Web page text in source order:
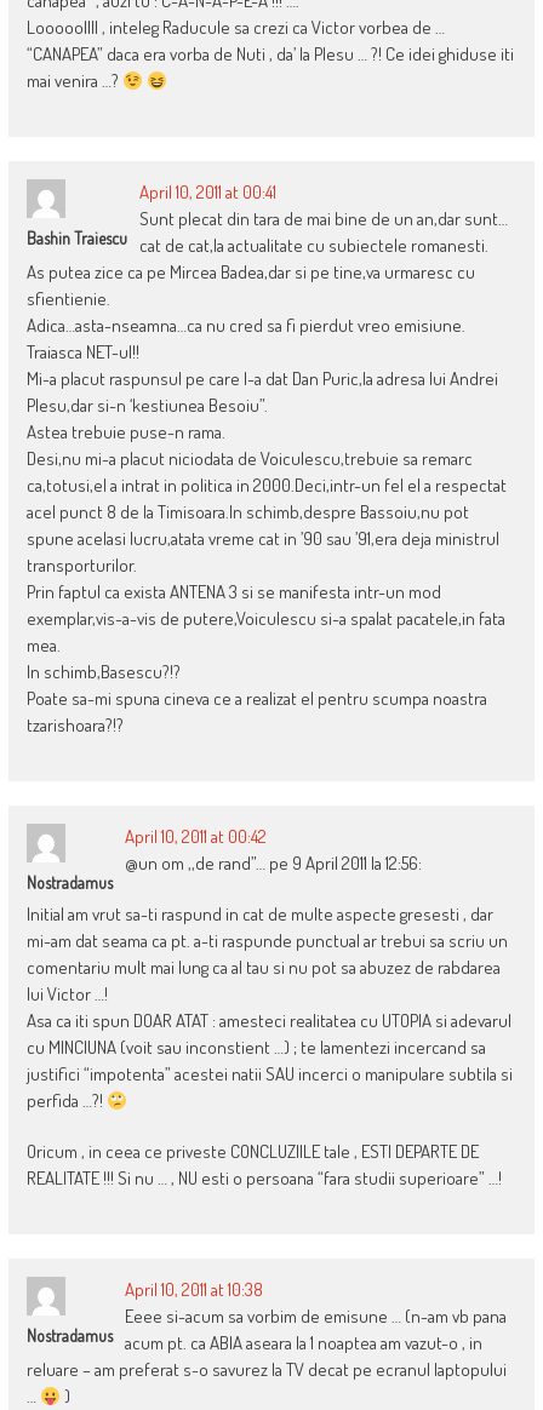
Looooollll , inteleg Raducule sa crezi ca Victor vorbea de …
“CANAPEA” daca era vorba de Nuti , da’ la Plesu … ?! Ce idei ghiduse iti
mai venira …?
Bashin Traiescu
April 10, 2011 at 00:41
Sunt plecat din tara de mai bine de un an,dar sunt…
cat de cat,la actualitate cu subiectele romanesti.
As putea zice ca pe Mircea Badea,dar si pe tine,va urmaresc cu
sfientienie.
Adica…asta-nseamna…ca nu cred sa fi pierdut vreo emisiune.
Traiasca NET-ul!!
Mi-a placut raspunsul pe care l-a dat Dan Puric,la adresa lui Andrei
Plesu,dar si-n ‘kestiunea Besoiu”.
Astea trebuie puse-n rama.
Desi,nu mi-a placut niciodata de Voiculescu,trebuie sa remarc
ca,totusi,el a intrat in politica in 2000.Deci,intr-un fel el a respectat
acel punct 8 de la Timisoara.In schimb,despre Bassoiu,nu pot
spune acelasi lucru,atata vreme cat in ’90 sau ’91,era deja ministrul
transporturilor.
Prin faptul ca exista ANTENA 3 si se manifesta intr-un mod
exemplar,vis-a-vis de putere,Voiculescu si-a spalat pacatele,in fata
mea.
In schimb,Basescu?!?
Poate sa-mi spuna cineva ce a realizat el pentru scumpa noastra
tzarishoara?!?
Nostradamus
April 10, 2011 at 00:42
@un om ,,de rand”… pe 9 April 2011 la 12:56:
Initial am vrut sa-ti raspund in cat de multe aspecte gresesti , dar
mi-am dat seama ca pt. a-ti raspunde punctual ar trebui sa scriu un
comentariu mult mai lung ca al tau si nu pot sa abuzez de rabdarea
lui Victor …!
Asa ca iti spun DOAR ATAT : amesteci realitatea cu UTOPIA si adevarul
cu MINCIUNA (voit sau inconstient …) ; te lamentezi incercand sa
justifici “impotenta” acestei natii SAU incerci o manipulare subtila si
perfida …?!
Oricum , in ceea ce priveste CONCLUZIILE tale , ESTI DEPARTE DE
REALITATE !!! Si nu … , NU esti o persoana “fara studii superioare” …!
Nostradamus
April 10, 2011 at 10:38
Eeee si-acum sa vorbim de emisune … (n-am vb pana
acum pt. ca ABIA aseara la 1 noaptea am vazut-o , in
reluare – am preferat s-o savurez la TV decat pe ecranul laptopului
…
)